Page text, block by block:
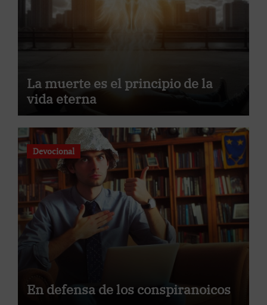
La muerte es el principio de la
vida eterna
Devocional
En defensa de los conspiranoicos